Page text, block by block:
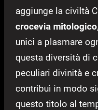
aggiunge la civiltà
crocevia mitologico
unici a plasmare
questa diversità di
peculiari divinità e
contribuì in modo
questo titolo al